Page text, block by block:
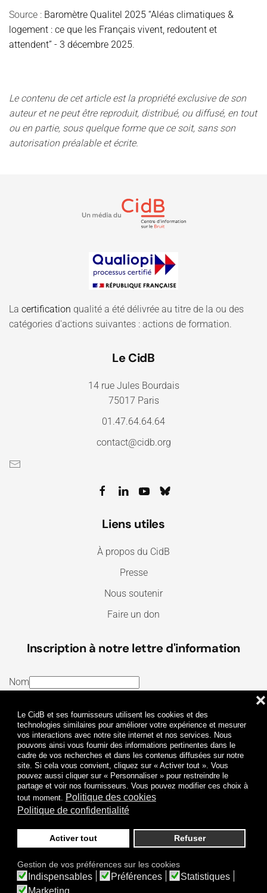
Le CidB et ses fournisseurs utilisent les cookies et des
technologies similaires pour améliorer votre expérience et mesurer
vos interactions avec notre site internet et nos services. Nous
pouvons ainsi vous fournir des informations pertinentes dans le
cadre de vos recherches et dans les contenus diffusées sur notre
site. Si cela vous convient, cliquez sur « Activer tout ». Vous
pouvez aussi cliquer sur « Personnaliser » pour restreindre le
partage et voir nos fournisseurs. Vous pouvez modifier ces choix à
tout moment. Politique des cookies
Politique de confidentialité
Activer tout Refuser
❌
Gestion de vos préférences sur les cookies
Indispensables Préférences
Statistiques
Marketing
Source : Baromètre Qualitel 2025 “Aléas climatiques &
logement : ce que les Français vivent, redoutent et
attendent” - 3 décembre 2025.
Le contenu de cet article est la propriété exclusive de son
auteur et ne peut être reproduit, distribué, ou diffusé, en tout
ou en partie, sous quelque forme que ce soit, sans son
autorisation préalable et écrite.
La certification qualité a été délivrée au titre de la ou des
catégories d'actions suivantes : actions de formation.
Le CidB
14 rue Jules Bourdais
75017 Paris
01.47.64.64.64
contact@cidb.org
Liens utiles
À propos du CidB
Presse
Nous soutenir
Faire un don
Inscription à notre lettre d'information
Nom
J’ai lu et j’accepte lesTermes et conditionset la
Politique de confidentialité
Je m'abonne
© 2009-2026 CidB. Tous droits réservés.